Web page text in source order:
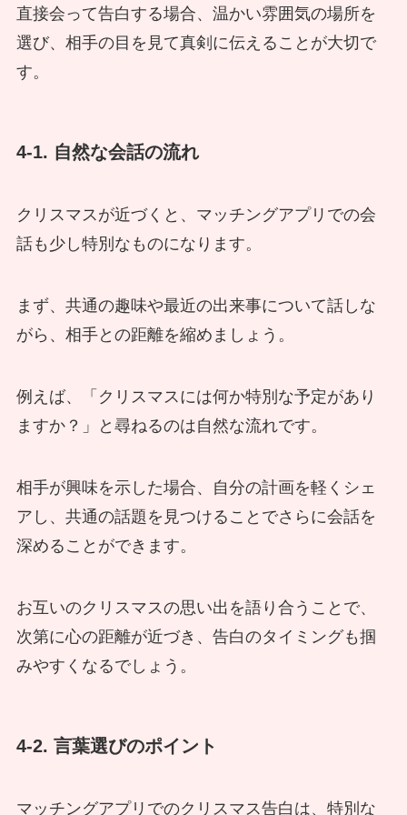
直接会って告白する場合、温かい雰囲気の場所を
選び、相手の目を見て真剣に伝えることが大切で
す。
4-1. 自然な会話の流れ
クリスマスが近づくと、マッチングアプリでの会
話も少し特別なものになります。
まず、共通の趣味や最近の出来事について話しな
がら、相手との距離を縮めましょう。
例えば、「クリスマスには何か特別な予定があり
ますか？」と尋ねるのは自然な流れです。
相手が興味を示した場合、自分の計画を軽くシェ
アし、共通の話題を見つけることでさらに会話を
深めることができます。
お互いのクリスマスの思い出を語り合うことで、
次第に心の距離が近づき、告白のタイミングも掴
みやすくなるでしょう。
4-2. 言葉選びのポイント
マッチングアプリでのクリスマス告白は、特別な